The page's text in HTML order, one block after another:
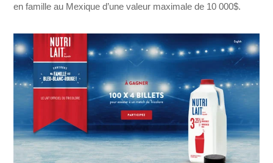
en famille au Mexique d’une valeur maximale de 10 000$.